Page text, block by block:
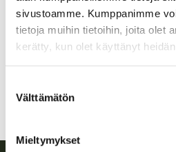
sivustoamme. Kumppanimme
tietoja muihin tietoihin, joita olet
kerätty, kun olet käyttänyt
valinta
Välttämätön
Mieltymykset
Tervon
Pohjois-Savo
0440499400